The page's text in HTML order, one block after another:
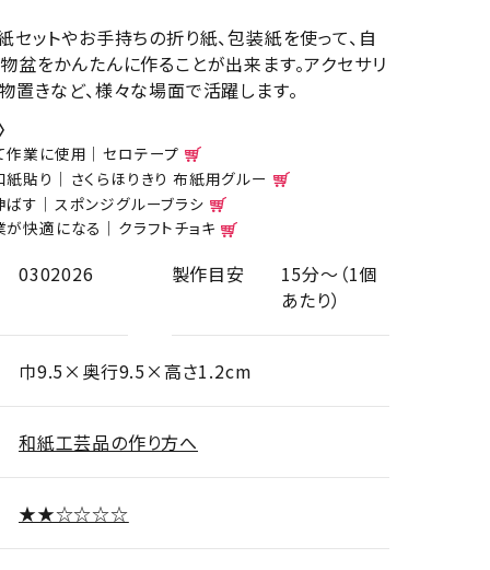
セットやお手持ちの折り紙、包装紙を使って、自
盆をかんたんに作ることが出来ます。アクセサリ
置きなど、様々な場面で活躍します。
作業に使用｜セロテープ
貼り｜さくらほりきり 布紙用グルー
す｜スポンジグルーブラシ
快適になる｜クラフトチョキ
0302026 製作目安
15分～（1個
あたり）
巾9.5×奥行9.5×高さ1.2cm
和紙工芸品の作り方へ
★★☆☆☆☆